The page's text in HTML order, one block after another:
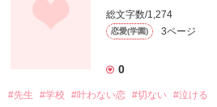
アービーママさん
もなか。さん
*May*～五月～さん
るんな♪( ´▽｀)さん
「今年こそ仲良くなりたいな…」
私には
総文字数/1,274
恋愛(学園) 3ページ
0
#先生 #学校 #叶わない恋 #切ない #泣ける